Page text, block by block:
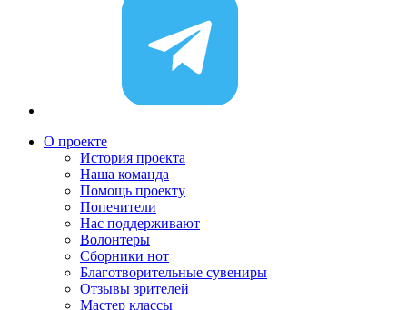
О проекте
История проекта
Наша команда
Помощь проекту
Попечители
Нас поддерживают
Волонтеры
Сборники нот
Благотворительные сувениры
Отзывы зрителей
Мастер классы